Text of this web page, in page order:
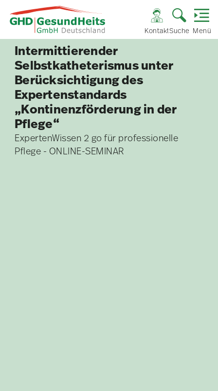
KontaktSuche Menü
Intermittierender
Selbstkatheterismus unter
Berücksichtigung des
Expertenstandards
„Kontinenzförderung in der
Pflege“
ExpertenWissen 2 go für professionelle
Pflege - ONLINE-SEMINAR